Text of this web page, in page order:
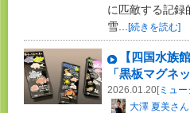
に匹敵する記録
雪...
[続きを読む]
【四国水族
「黒板マグネ
2026.01.20[ミュー
大澤 夏美さん